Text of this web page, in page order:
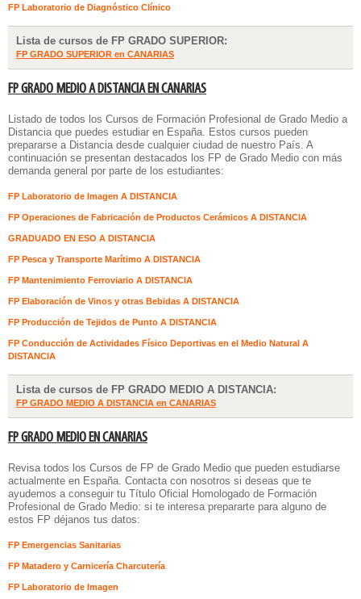
FP Laboratorio de Diagnóstico Clínico
Lista de cursos de FP GRADO SUPERIOR:
FP GRADO SUPERIOR en CANARIAS
FP GRADO MEDIO A DISTANCIA EN CANARIAS
Listado de todos los Cursos de Formación Profesional de Grado Medio a
Distanciaque puedes estudiar en España. Estos cursos pueden
prepararse a Distancia desde cualquier ciudad de nuestro País. A
continuación se presentan destacados los FP de Grado Medio con más
demanda general por parte de los estudiantes:
FP Laboratorio de Imagen A DISTANCIA
FP Operaciones de Fabricación de Productos Cerámicos A DISTANCIA
GRADUADO EN ESO A DISTANCIA
FP Pesca y Transporte Marítimo A DISTANCIA
FP Mantenimiento Ferroviario A DISTANCIA
FP Elaboración de Vinos y otras Bebidas A DISTANCIA
FP Producción de Tejidos de Punto A DISTANCIA
FP Conducción de Actividades Físico Deportivas en el Medio Natural A
DISTANCIA
Lista de cursos de FP GRADO MEDIO A DISTANCIA:
FP GRADO MEDIO A DISTANCIA en CANARIAS
FP GRADO MEDIO EN CANARIAS
Revisa todos los Cursos de FP de Grado Medio que pueden estudiarse
actualmente en España. Contacta con nosotros si deseas que te
ayudemos a conseguir tu Título Oficial Homologado de Formación
Profesional de Grado Medio: si te interesa prepararte para alguno de
estos FP déjanos tus datos:
FP Emergencias Sanitarias
FP Matadero y Carnicería Charcutería
FP Laboratorio de Imagen